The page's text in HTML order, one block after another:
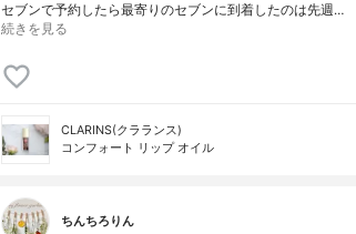
セブンで予約したら最寄りのセブンに到着したのは先週…
続きを見る
CLARINS(クラランス)
コンフォート リップ オイル
ちんちろりん